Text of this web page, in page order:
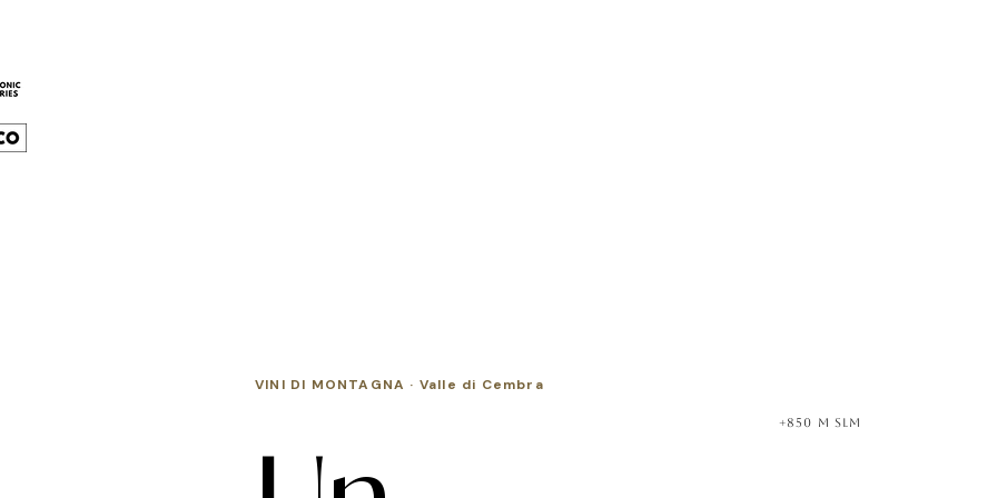
VINI DI MONTAGNA · Valle di Cembra
+850 m slm